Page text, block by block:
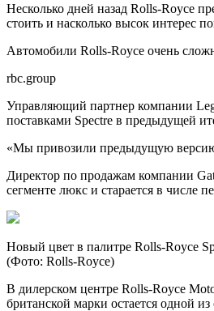
Несколько дней назад Rolls-Royce
стоить и насколько высок интерес
Автомобили Rolls-Royce очень
rbc.group
Управляющий партнер компании
поставками Spectre в предыдущей
«Мы привозили предыдущую версию
Директор по продажам компании
сегменте люкс и старается в числе
Новый цвет в палитре Rolls-Royce
(Фото: Rolls-Royce)
В дилерском центре Rolls-Royce
британской марки остается одной